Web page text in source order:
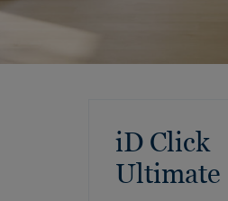
iD Click
Ultimate